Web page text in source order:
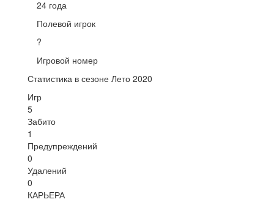
24 года
Полевой игрок
?
Игровой номер
Статистика в сезоне Лето 2020
Игр
5
Забито
1
Предупреждений
0
Удалений
0
КАРЬЕРА